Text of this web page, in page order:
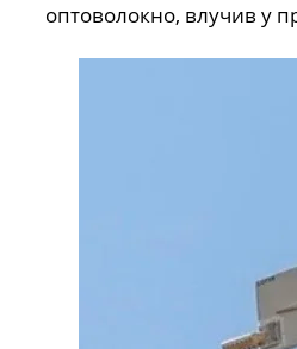
оптоволокно, влучив у